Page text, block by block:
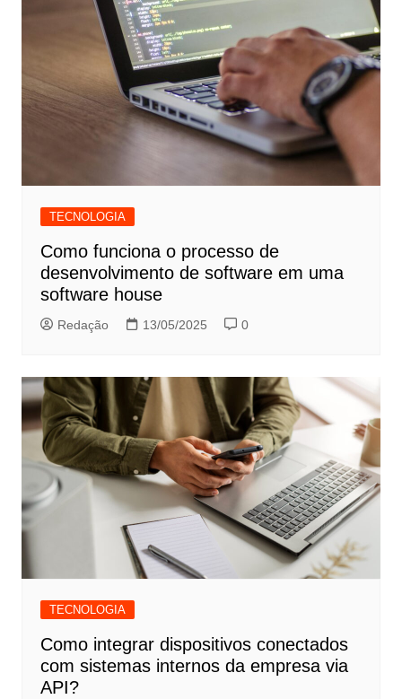
TECNOLOGIA
Como funciona o processo de
desenvolvimento de software em uma
software house
Redação 13/05/2025 0
TECNOLOGIA
Como integrar dispositivos conectados
com sistemas internos da empresa via
API?